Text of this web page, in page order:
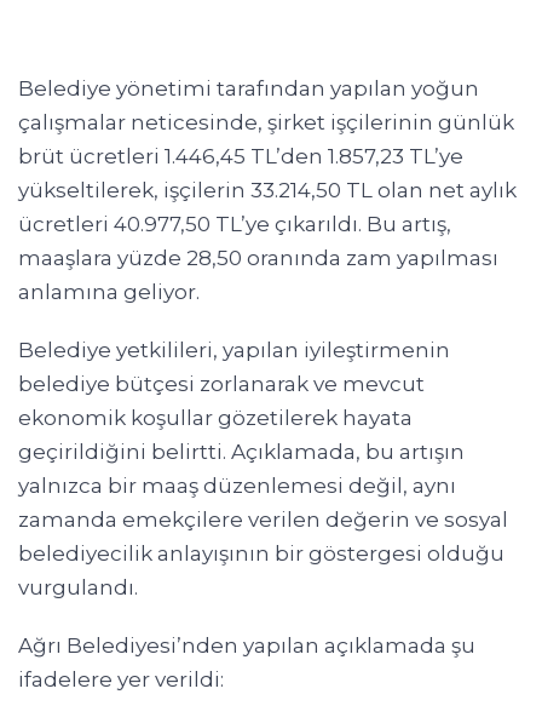
Belediye yönetimi tarafından yapılan yoğun
çalışmalar neticesinde, şirket işçilerinin günlük
brüt ücretleri 1.446,45 TL’den 1.857,23 TL’ye
yükseltilerek, işçilerin 33.214,50 TL olan net aylık
ücretleri 40.977,50 TL’ye çıkarıldı. Bu artış,
maaşlara yüzde 28,50 oranında zam yapılması
anlamına geliyor.
Belediye yetkilileri, yapılan iyileştirmenin
belediye bütçesi zorlanarak ve mevcut
ekonomik koşullar gözetilerek hayata
geçirildiğini belirtti. Açıklamada, bu artışın
yalnızca bir maaş düzenlemesi değil, aynı
zamanda emekçilere verilen değerin ve sosyal
belediyecilik anlayışının bir göstergesi olduğu
vurgulandı.
Ağrı Belediyesi’nden yapılan açıklamada şu
ifadelere yer verildi: